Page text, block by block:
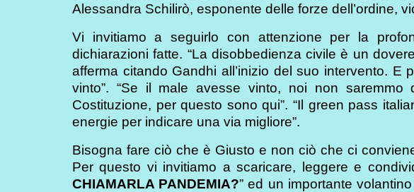
Alessandra Schilirò, esponente delle forze dell’ordine,
Vi invitiamo a seguirlo con attenzione per la
dichiarazioni fatte. “La disobbedienza civile è un
afferma citando Gandhi all’inizio del suo intervento. E
vinto”. “Se il male avesse vinto, noi non saremmo
Costituzione, per questo sono qui”. “Il green pass
energie per indicare una via migliore”.
Bisogna fare ciò che è Giusto e non ciò che ci
Per questo vi invitiamo a scaricare, leggere e
CHIAMARLA PANDEMIA?” ed un importante